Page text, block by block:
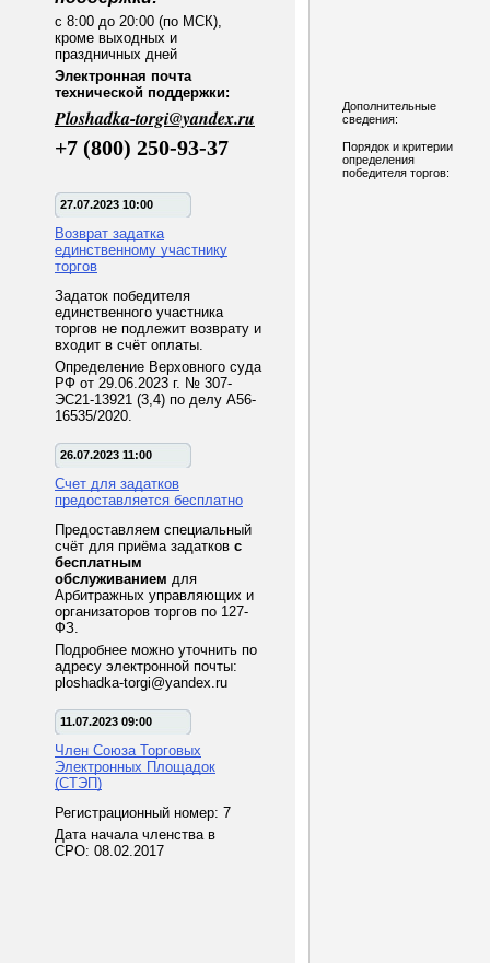
с 8:00 до 20:00 (по МСК),
кроме выходных и
праздничных дней
Электронная почта
технической поддержки:
Ploshadka-torgi@yandex.ru
+7 (800) 250-93-37
27.07.2023 10:00
Возврат задатка
единственному участнику
торгов
Задаток победителя
единственного участника
торгов не подлежит возврату и
входит в счёт оплаты.
Определение Верховного суда
РФ от 29.06.2023 г. № 307-
ЭС21-13921 (3,4) по делу А56-
16535/2020.
26.07.2023 11:00
Счет для задатков
предоставляется бесплатно
Предоставляем специальный
счёт для приёма задатков с
бесплатным
обслуживанием для
Арбитражных управляющих и
организаторов торгов по 127-
ФЗ.
Подробнее можно уточнить по
адресу электронной почты:
ploshadka-torgi@yandex.ru
11.07.2023 09:00
Член Союза Торговых
Электронных Площадок
(СТЭП)
Регистрационный номер: 7
Дата начала членства в
СРО: 08.02.2017
Дополнительные
сведения:
Порядок и критерии
определения
победителя торгов: